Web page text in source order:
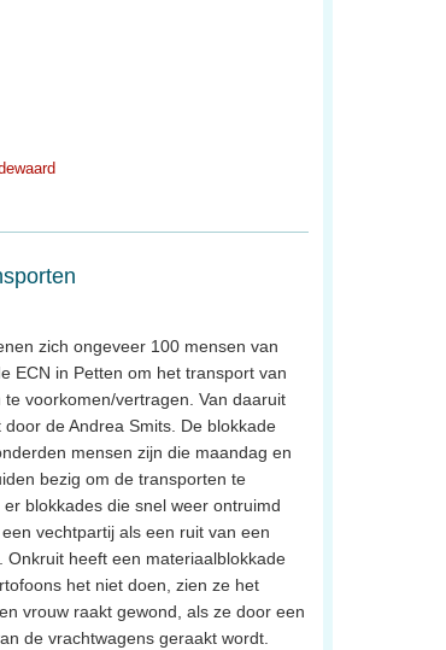
zich ongeveer 100 mensen van
ECN in Petten om het transport van
voorkomen/vertragen. Van daaruit
de Andrea Smits. De blokkade
mensen zijn die maandag en
bezig om de transporten te
blokkades die snel weer ontruimd
vechtpartij als een ruit van een
heeft een materiaalblokkade
het niet doen, zien ze het
vrouw raakt gewond, als ze door een
de vrachtwagens geraakt wordt.